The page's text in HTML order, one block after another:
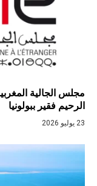
مجلس الجالية
الرحيم فقير ببولونيا
23 يوليو 2026